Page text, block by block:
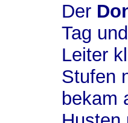
Der
Tag
Leiter
Stufen
bekam